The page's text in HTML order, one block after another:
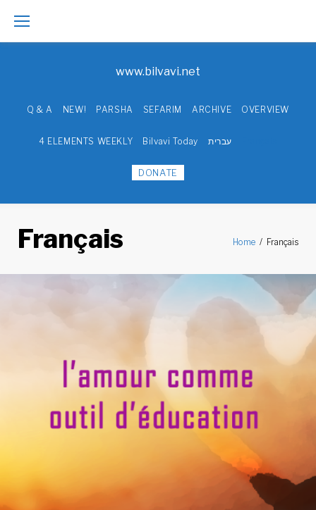
Skip
to
www.bilvavi.net
Q & A NEW! PARSHA SEFARIM ARCHIVE OVERVIEW
4 ELEMENTS WEEKLY Bilvavi Today עברית
DONATE
Français Home / Français
Category:
Français